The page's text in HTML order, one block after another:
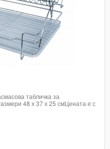
табличка за
48 х 37 х 25 см​Цената е с
2 работни дни в офис на